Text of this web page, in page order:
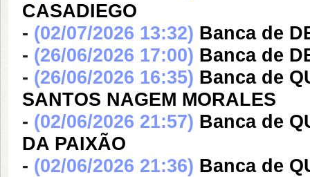
CASADIEGO
- (02/07/2026 13:32) Banca de
- (26/06/2026 17:00) Banca de
- (26/06/2026 16:35) Banca de
SANTOS NAGEM MORALES
- (02/06/2026 21:57) Banca de
DA PAIXÃO
- (02/06/2026 21:36) Banca de